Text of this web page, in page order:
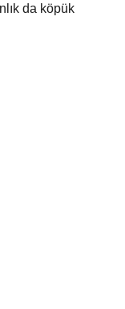
da köpük